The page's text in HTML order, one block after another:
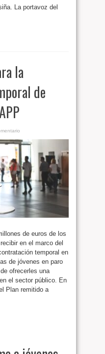
La portavoz del
la
de
de euros de los
en el marco del
temporal en
de jóvenes en paro
ofrecerles una
el sector público. En
Plan remitido a